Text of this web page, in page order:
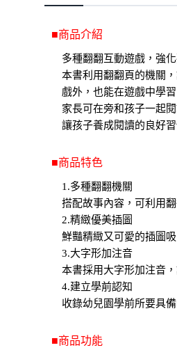
■商品介紹
多種翻翻互動遊戲，強
本書利用翻翻頁的機關
戲外，也能在遊戲中學
家長可在旁和孩子一起
讓孩子養成閱讀的良好習
■商品特色
1.多種翻翻機關
搭配故事內容，可利用
2.精緻優美插圖
鮮豔精緻又可愛的插圖
3.大字形加注音
本書採用大字形加注音
4.建立學前認知
收錄幼兒園學前所要具
■商品功能